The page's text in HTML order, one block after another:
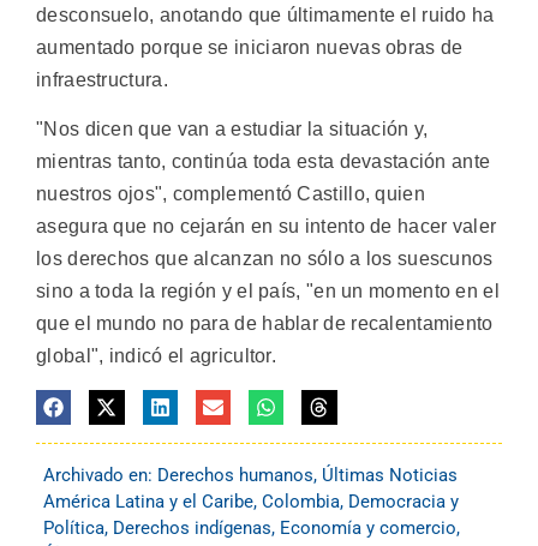
desconsuelo, anotando que últimamente el ruido ha
aumentado porque se iniciaron nuevas obras de
infraestructura.
"Nos dicen que van a estudiar la situación y,
mientras tanto, continúa toda esta devastación ante
nuestros ojos", complementó Castillo, quien
asegura que no cejarán en su intento de hacer valer
los derechos que alcanzan no sólo a los suescunos
sino a toda la región y el país, "en un momento en el
que el mundo no para de hablar de recalentamiento
global", indicó el agricultor.
Archivado en: Derechos humanos, Últimas Noticias
América Latina y el Caribe, Colombia, Democracia y
Política, Derechos indígenas, Economía y comercio,